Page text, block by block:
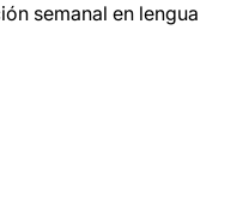
semanal en lengua